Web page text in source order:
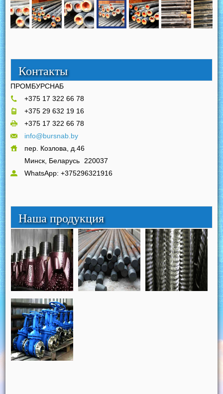
Контакты
ПРОМБУРСНАБ
+375 17 322 66 78
+375 29 632 19 16
+375 17 322 66 78
info@bursnab.by
пер. Козлова, д.46
Минск, Беларусь 220037
WhatsApp: +375296321916
Наша продукция